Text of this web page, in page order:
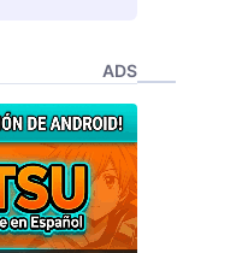
ADS